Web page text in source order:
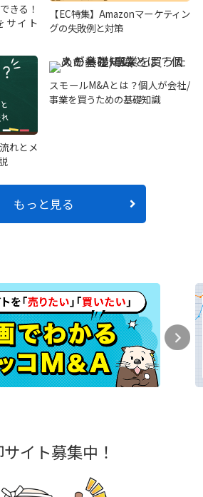
きる！
サイト
【EC特集】Amazonマーケティン
グの失敗例と対策
れとメ
スモールM&Aとは？個人が会社/
事業を買うための基礎知識
もっと見る
イト募集中！